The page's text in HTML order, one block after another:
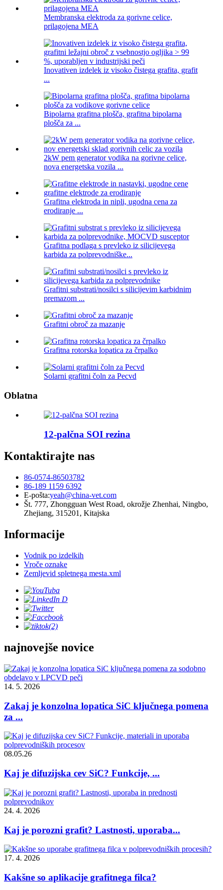
Membranska elektroda za gorivne celice,
prilagojena MEA
Inovativen izdelek iz visoko čistega grafita, grafit
...
Bipolarna grafitna plošča, grafitna bipolarna
plošča za ...
2kW pem generator vodika na gorivne celice,
nova energetska vozila ...
Grafitna elektroda in nipli, ugodna cena za
erodiranje ...
Grafitna podlaga s prevleko iz silicijevega
karbida za polprevodniške...
Grafitni substrati/nosilci s silicijevim karbidnim
premazom ...
Grafitni obroč za mazanje
Grafitna rotorska lopatica za črpalko
Solarni grafitni čoln za Pecvd
Oblatna
12-palčna SOI rezina
Kontaktirajte nas
86-0574-86503782
86-189 1159 6392
E-pošta:yeah@china-vet.com
Št. 777, Zhongguan West Road, okrožje Zhenhai, Ningbo,
Zhejiang, 315201, Kitajska
Informacije
Vodnik po izdelkih
Vroče oznake
Zemljevid spletnega mesta.xml
najnovejše novice
14. 5. 2026
Zakaj je konzolna lopatica SiC ključnega pomena
za ...
08.05.26
Kaj je difuzijska cev SiC? Funkcije, ...
24. 4. 2026
Kaj je porozni grafit? Lastnosti, uporaba...
17. 4. 2026
Kakšne so aplikacije grafitnega filca?